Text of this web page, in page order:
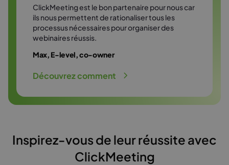
ClickMeeting est le bon partenaire pour nous car
ils nous permettent de rationaliser tous les
processus nécessaires pour organiser des
webinaires réussis.
Max, E-level, co-owner
Découvrez comment
Inspirez-vous de leur réussite avec
ClickMeeting